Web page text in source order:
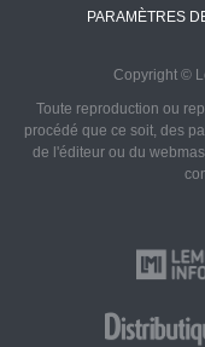
PARAMÈTRES
Copyright ©
Toute reproduction ou
procédé que ce soit, des
de l'éditeur ou du